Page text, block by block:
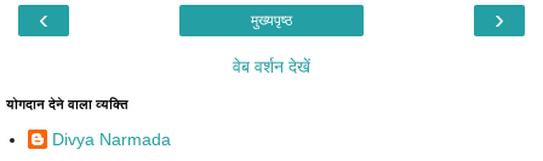
‹ ›
मुख्यपृष्ठ
वेब वर्शन देखें
योगदान देने वाला व्यक्ति
Divya Narmada